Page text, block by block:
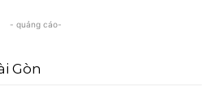
- quảng cáo-
Gòn